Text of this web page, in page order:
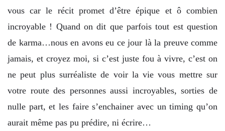
vous car le récit promet d’être épique et ô combien
incroyable ! Quand on dit que parfois tout est question
de karma…nous en avons eu ce jour là la preuve comme
jamais, et croyez moi, si c’est juste fou à vivre, c’est on
ne peut plus surréaliste de voir la vie vous mettre sur
votre route des personnes aussi incroyables, sorties de
nulle part, et les faire s’enchainer avec un timing qu’on
aurait même pas pu prédire, ni écrire…